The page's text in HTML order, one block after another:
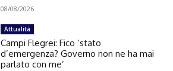
08/08/2026
Attualità
Campi Flegrei: Fico ‘stato
d’emergenza? Governo non ne ha mai
parlato con me’